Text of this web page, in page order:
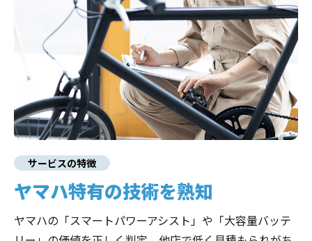
サービスの特徴
ヤマハ特有の技術を熟知
ヤマハの「スマートパワーアシスト」や「大容量バッテ